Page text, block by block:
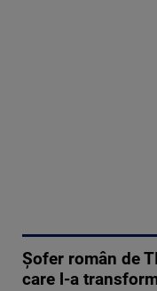
Șofer român de
care l-a